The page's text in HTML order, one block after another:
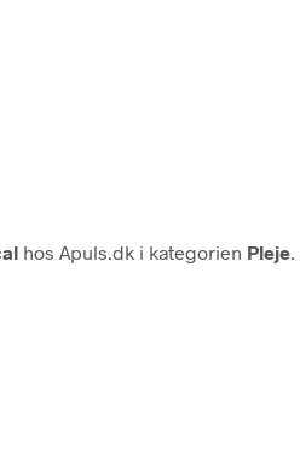
hos Apuls.dk i kategorien Pleje